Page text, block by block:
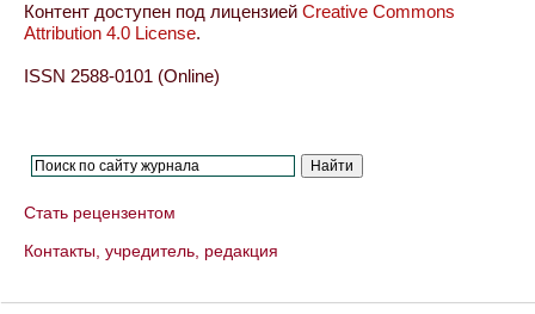
Контент доступен под лицензией Creative Commons
Attribution 4.0 License.
ISSN 2588-0101 (Online)
Стать рецензентом
Контакты, учредитель, редакция